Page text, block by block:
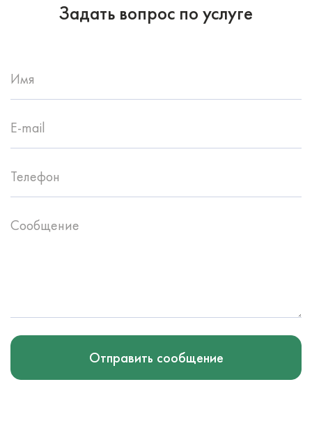
Задать вопрос по услуге
Имя
E-mail
Телефон
Сообщение
Отправить сообщение